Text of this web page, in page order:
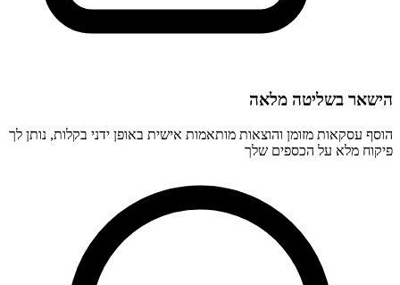
הישאר בשליטה מלאה
הוסף עסקאות מזומן והוצאות מותאמות אישית באופן ידני בקלות, נותן לך
פיקוח מלא על הכספים שלך